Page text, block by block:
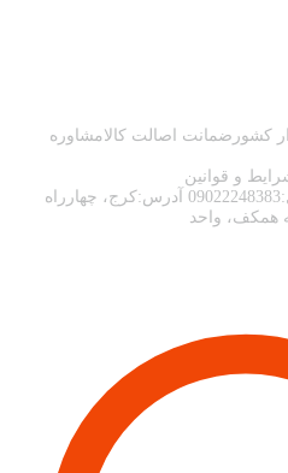
کشورضمانت اصالت کالامشاوره
و قوانین
تلفن فروشگاه:02632264091موبایل:09022248383 آدرس:کرج، چهارراه
همکف، واحد